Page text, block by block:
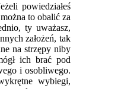
powiedziałeś
to obalić za
ty uważasz,
założeń, tak
na strzępy niby
ich brać pod
i osobliwego.
wybiegi,